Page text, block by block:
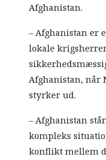
Afghanistan.
– Afghanistan er
lokale
Afghanistan,
styrker ud.
– Afghanistan
kompleks
konflikt mellem